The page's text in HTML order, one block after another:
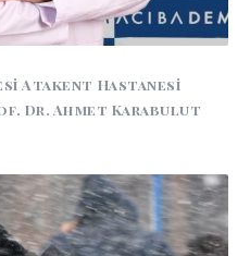
Atakent Hastanesi
Dr. Ahmet Karabulut